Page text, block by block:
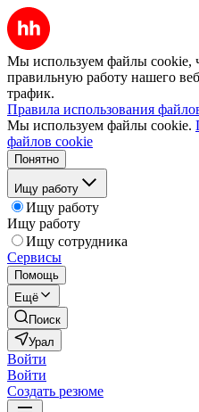
Мы используем файлы cookie,
правильную работу нашего
трафик.
Правила использования
Мы используем файлы cookie.
файлов cookie
Понятно
Ищу работу
Ищу работу
Ищу работу
Ищу сотрудника
Сервисы
Помощь
Ещё
Поиск
Урал
Войти
Войти
Создать резюме